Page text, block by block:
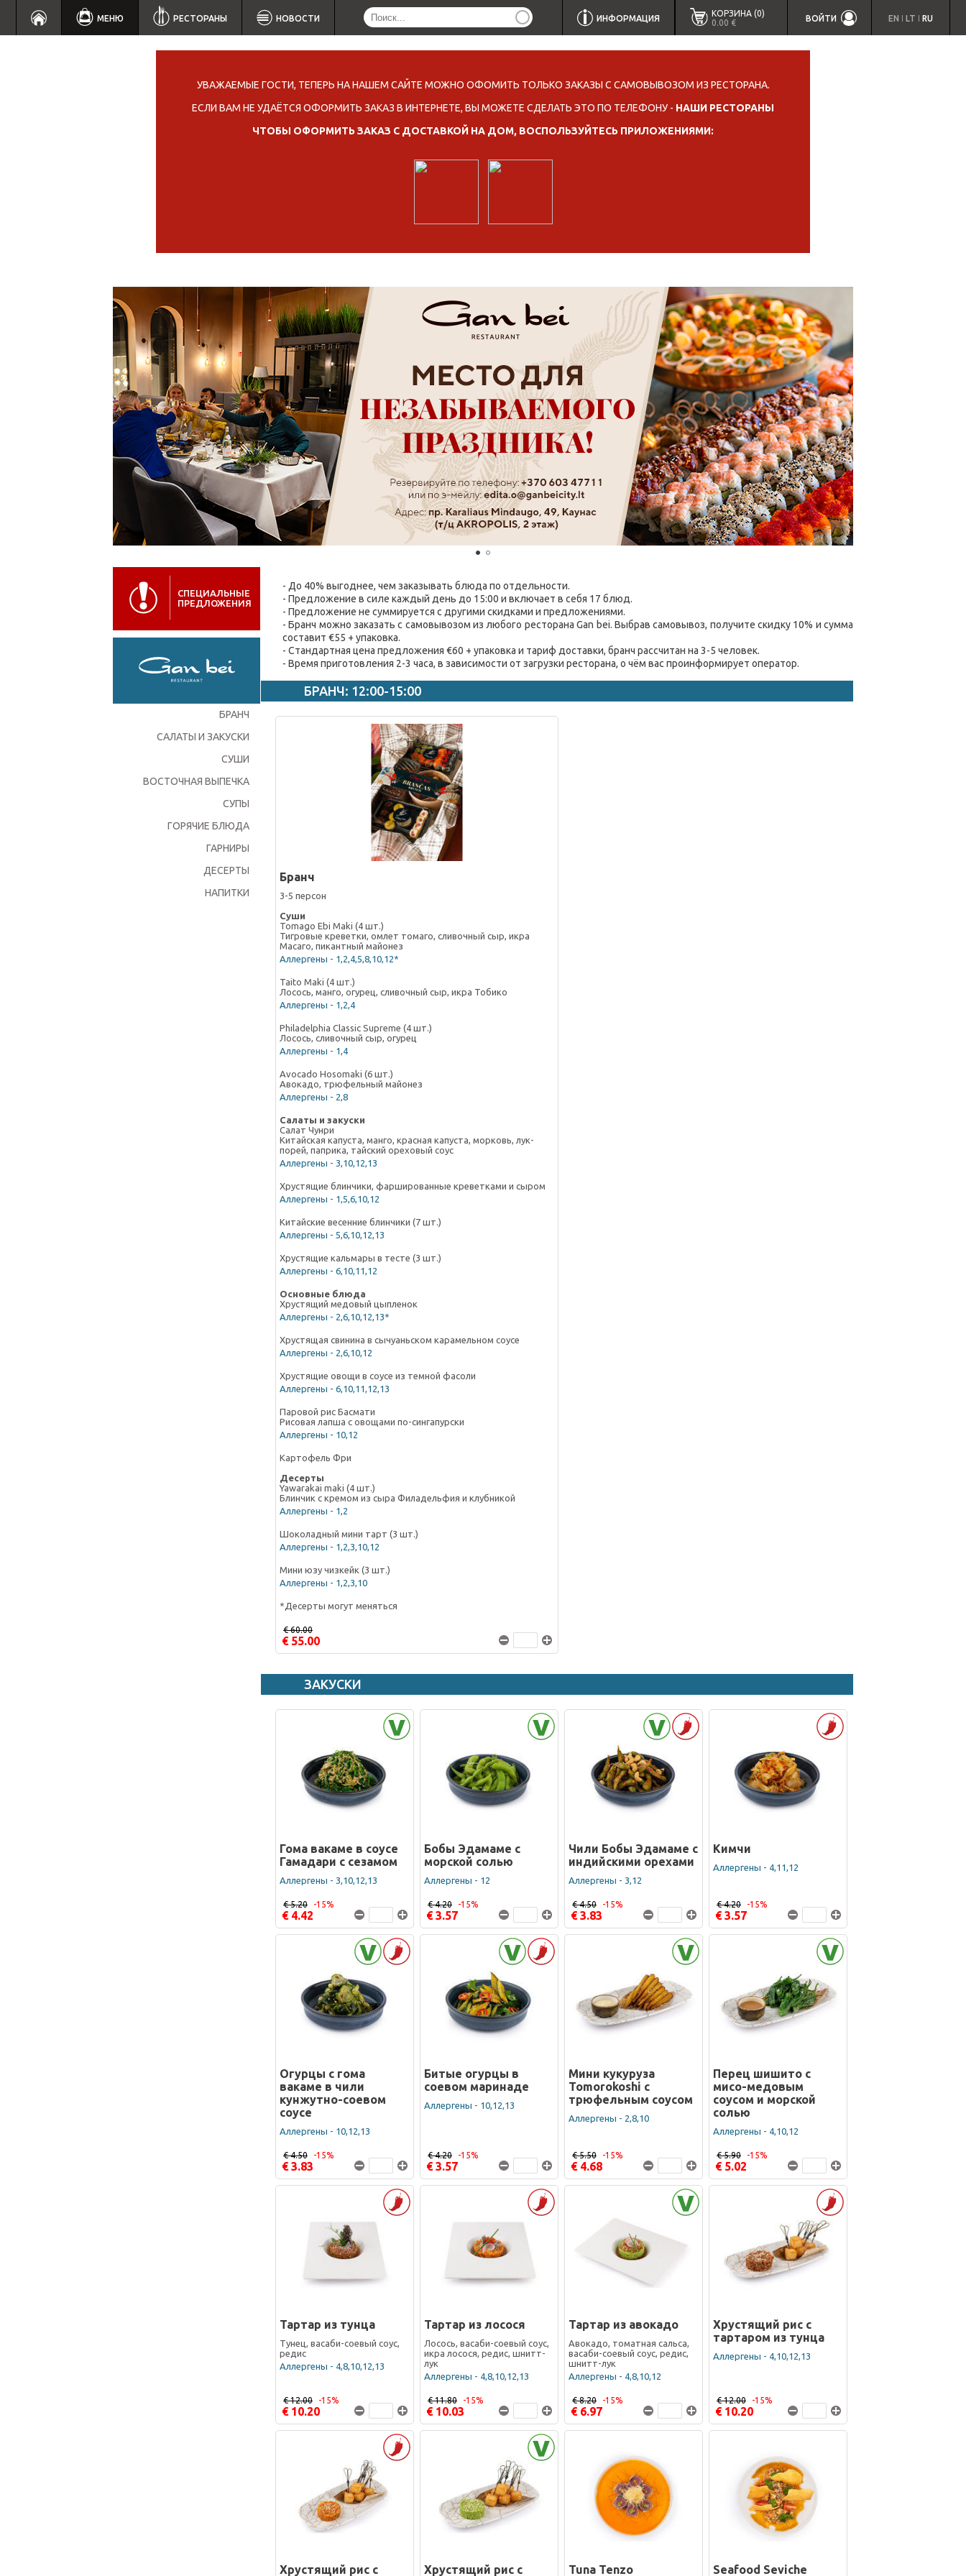
МЕНЮ РЕСТОРАНЫ НОВОСТИ ИНФОРМАЦИЯ
КОРЗИНА (0)
0.00 €
ВОЙТИ EN LT RU
УВАЖАЕМЫЕ ГОСТИ, ТЕПЕРЬ НА НАШЕМ САЙТЕ МОЖНО ОФОМИТЬ ТОЛЬКО ЗАКАЗЫ С САМОВЫВОЗОМ ИЗ РЕСТОРАНА.
ЕСЛИ ВАМ НЕ УДАЁТСЯ ОФОРМИТЬ ЗАКАЗ В ИНТЕРНЕТЕ, ВЫ МОЖЕТЕ СДЕЛАТЬ ЭТО ПО ТЕЛЕФОНУ - НАШИ РЕСТОРАНЫ
ЧТОБЫ ОФОРМИТЬ ЗАКАЗ С ДОСТАВКОЙ НА ДОМ, ВОСПОЛЬЗУЙТЕСЬ ПРИЛОЖЕНИЯМИ:
СПЕЦИАЛЬНЫЕ
ПРЕДЛОЖЕНИЯ
БРАНЧ
САЛАТЫ И ЗАКУСКИ
СУШИ
ВОСТОЧНАЯ ВЫПЕЧКА
СУПЫ
ГОРЯЧИЕ БЛЮДА
ГАРНИРЫ
ДЕСЕРТЫ
НАПИТКИ
- До 40% выгоднее, чем заказывать блюда по отдельности.
- Предложение в силе каждый день до 15:00 и включает в себя 17 блюд.
- Предложение не суммируется с другими скидками и предложениями.
- Бранч можно заказать с самовывозом из любого ресторана Gan bei. Выбрав самовывоз, получите скидку 10% и сумма
составит €55 + упаковка.
- Стандартная цена предложения €60 + упаковка и тариф доставки, бранч рассчитан на 3-5 человек.
- Время приготовления 2-3 часа, в зависимости от загрузки ресторана, о чём вас проинформирует оператор.
БРАНЧ: 12:00-15:00
Бранч
3-5 персон
Суши
Tomago Ebi Maki (4 шт.)
Тигровые креветки, омлет томаго, сливочный сыр, икра
Масаго, пикантный майонез
Аллергены - 1,2,4,5,8,10,12*
Taito Maki (4 шт.)
Лосось, манго, огурец, сливочный сыр, икра Тобико
Аллергены - 1,2,4
Philadelphia Classic Supreme (4 шт.)
Лосось, сливочный сыр, огурец
Аллергены - 1,4
Avocado Hosomaki (6 шт.)
Авокадо, трюфельный майонез
Аллергены - 2,8
Салаты и закуски
Салат Чунри
Китайская капуста, манго, красная капуста, морковь, лук-
порей, паприка, тайский ореховый соус
Аллергены - 3,10,12,13
Хрустящие блинчики, фаршированные креветками и сыром
Аллергены - 1,5,6,10,12
Китайские весенние блинчики (7 шт.)
Аллергены - 5,6,10,12,13
Хрустящие кальмары в тесте (3 шт.)
Аллергены - 6,10,11,12
Основные блюда
Хрустящий медовый цыпленок
Аллергены - 2,6,10,12,13*
Хрустящая свинина в сычуаньском карамельном соусе
Аллергены - 2,6,10,12
Хрустящие овощи в соусе из темной фасоли
Аллергены - 6,10,11,12,13
Паровой рис Басмати
Рисовая лапша с овощами по-сингапурски
Аллергены - 10,12
Картофель Фри
Десерты
Yawarakai maki (4 шт.)
Блинчик с кремом из сыра Филадельфия и клубникой
Аллергены - 1,2
Шоколадный мини тарт (3 шт.)
Аллергены - 1,2,3,10,12
Мини юзу чизкейк (3 шт.)
Аллергены - 1,2,3,10
*Десерты могут меняться
€ 55.00
€ 60.00
ЗАКУСКИ
Гома вакаме в соусе
Гамадари с сезамом
Аллергены - 3,10,12,13
€ 4.42
€ 5.20 -15%
Бобы Эдамамe с
морской солью
Аллергены - 12
€ 3.57
€ 4.20 -15%
Чили Бобы Эдамаме с
индийскими орехами
Аллергены - 3,12
€ 3.83
€ 4.50 -15%
Кимчи
Аллергены - 4,11,12
€ 3.57
€ 4.20 -15%
Огурцы с гома
вакаме в чили
кунжутно-соевом
соусе
Аллергены - 10,12,13
€ 3.83
€ 4.50 -15%
Битые огурцы в
соевом маринаде
Аллергены - 10,12,13
€ 3.57
€ 4.20 -15%
Мини кукуруза
Tomorokoshi с
трюфельным соусом
Аллергены - 2,8,10
€ 4.68
€ 5.50 -15%
Перец шишито с
мисо-медовым
соусом и морской
солью
Аллергены - 4,10,12
€ 5.02
€ 5.90 -15%
Тартар из тунца
Тунец, васаби-соевый соус,
редис
Аллергены - 4,8,10,12,13
€ 10.20
€ 12.00 -15%
Тартар из лосося
Лосось, васаби-соевый соус,
икра лосося, редис, шнитт-
лук
Аллергены - 4,8,10,12,13
€ 10.03
€ 11.80 -15%
Тартар из авокадо
Авокадо, томатная сальса,
васаби-соевый соус, редис,
шнитт-лук
Аллергены - 4,8,10,12
€ 6.97
€ 8.20 -15%
Хрустящий рис с
тартаром из тунца
Аллергены - 4,10,12,13
€ 10.20
€ 12.00 -15%
Хрустящий рис с
Хрустящий рис с
Tuna Tenzo Seafood Seviche